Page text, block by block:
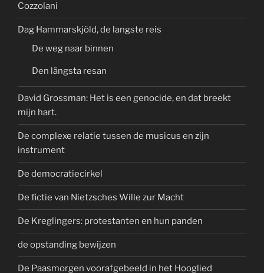
Cozzolani
Dag Hammarskjöld, de langste reis
De weg naar binnen
Den längsta resan
David Grossman: Het is een genocide, en dat breekt
mijn hart.
De complexe relatie tussen de musicus en zijn
instrument
De democratiecirkel
De fictie van Nietzsches Wille zur Macht
De Kreglingers: protestanten en hun panden
de opstanding bewijzen
De Paasmorgen voorafgebeeld in het Hooglied